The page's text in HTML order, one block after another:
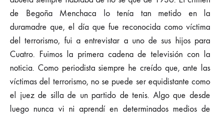
de Begoña Menchaca lo tenía tan metido en la
duramadre que, el día que fue reconocida como víctima
del terrorismo, fui a entrevistar a uno de sus hijos para
Cuatro. Fuimos la primera cadena de televisión con la
noticia. Como periodista siempre he creído que, ante las
víctimas del terrorismo, no se puede ser equidistante como
el juez de silla de un partido de tenis. Algo que desde
luego nunca vi ni aprendí en determinados medios de